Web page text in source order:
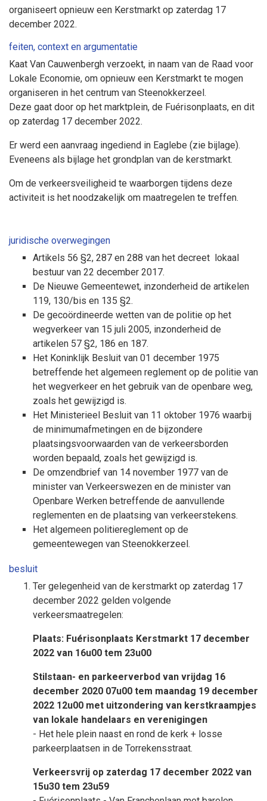
organiseert opnieuw een Kerstmarkt op zaterdag 17
december 2022.
feiten, context en argumentatie
Kaat Van Cauwenbergh verzoekt, in naam van de Raad voor
Lokale Economie, om opnieuw een Kerstmarkt te mogen
organiseren in het centrum van Steenokkerzeel.
Deze gaat door op het marktplein, de Fuérisonplaats, en dit
op zaterdag 17 december 2022.
Er werd een aanvraag ingediend in Eaglebe (zie bijlage).
Eveneens als bijlage het grondplan van de kerstmarkt.
Om de verkeersveiligheid te waarborgen tijdens deze
activiteit is het noodzakelijk om maatregelen te treffen.
juridische overwegingen
Artikels 56 §2, 287 en 288 van het decreet lokaal
bestuur van 22 december 2017.
De Nieuwe Gemeentewet, inzonderheid de artikelen
119, 130/bis en 135 §2.
De gecoördineerde wetten van de politie op het
wegverkeer van 15 juli 2005, inzonderheid de
artikelen 57 §2, 186 en 187.
Het Koninklijk Besluit van 01 december 1975
betreffende het algemeen reglement op de politie van
het wegverkeer en het gebruik van de openbare weg,
zoals het gewijzigd is.
Het Ministerieel Besluit van 11 oktober 1976 waarbij
de minimumafmetingen en de bijzondere
plaatsingsvoorwaarden van de verkeersborden
worden bepaald, zoals het gewijzigd is.
De omzendbrief van 14 november 1977 van de
minister van Verkeerswezen en de minister van
Openbare Werken betreffende de aanvullende
reglementen en de plaatsing van verkeerstekens.
Het algemeen politiereglement op de
gemeentewegen van Steenokkerzeel.
besluit
Ter gelegenheid van de kerstmarkt op zaterdag 17
december 2022 gelden volgende
verkeersmaatregelen:
Plaats: Fuérisonplaats Kerstmarkt 17 december
2022 van 16u00 tem 23u00
Stilstaan- en parkeerverbod van vrijdag 16
december 2020 07u00 tem maandag 19 december
2022 12u00 met uitzondering van kerstkraampjes
van lokale handelaars en verenigingen
- Het hele plein naast en rond de kerk + losse
parkeerplaatsen in de Torrekensstraat.
Verkeersvrij op zaterdag 17 december 2022 van
15u30 tem 23u59